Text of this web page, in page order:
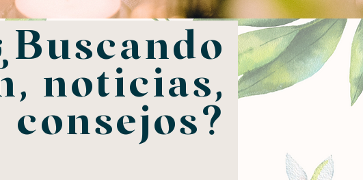
noticias,
consejos?